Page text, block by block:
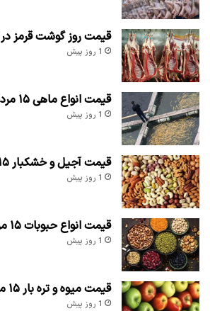
قیمت روز گوشت قرمز در ۱۵ مرداد ۱۴۰۵
1 روز پیش
قیمت انواع ماهی ۱۵ مرداد ۱۴۰۵
1 روز پیش
قیمت آجیل و خشکبار ۱۵ مرداد ۱۴۰۵
1 روز پیش
قیمت انواع حبوبات ۱۵ مرداد ۱۴۰۵
1 روز پیش
قیمت میوه و تره بار ۱۵ مرداد ۱۴۰۵
1 روز پیش